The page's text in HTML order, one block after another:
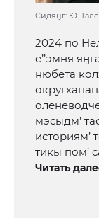
Сидяӈг: Ю.
2024 по
е’’эмня
нюбета
мэсыдм’
историям’
тикы пом’
Читать